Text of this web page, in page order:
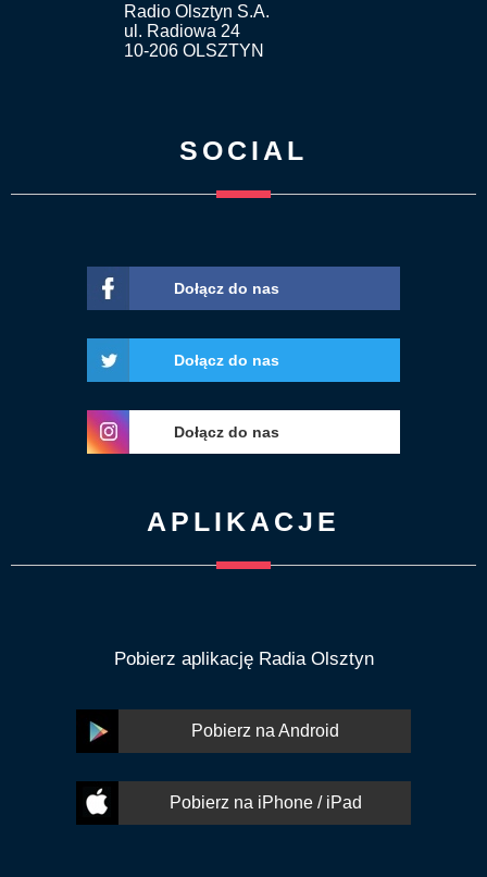
Radio Olsztyn S.A.
ul. Radiowa 24
10-206 OLSZTYN
SOCIAL
Dołącz do nas
Dołącz do nas
Dołącz do nas
APLIKACJE
Pobierz aplikację Radia Olsztyn
Pobierz na Android
Pobierz na iPhone / iPad